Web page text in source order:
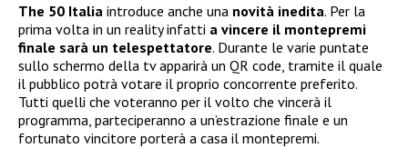
The 50 Italia introduce anche una novità inedita. Per la
prima volta in un reality infatti a vincere il montepremi
finale sarà un telespettatore. Durante le varie puntate
sullo schermo della tv apparirà un QR code, tramite il quale
il pubblico potrà votare il proprio concorrente preferito.
Tutti quelli che voteranno per il volto che vincerà il
programma, parteciperanno a un’estrazione finale e un
fortunato vincitore porterà a casa il montepremi.